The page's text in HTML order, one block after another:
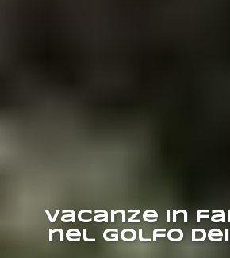
Vacanze in
nel Golfo dei